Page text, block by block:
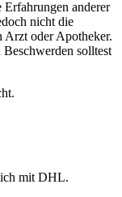
anderer
nicht die
oder Apotheker.
solltest
mit DHL.